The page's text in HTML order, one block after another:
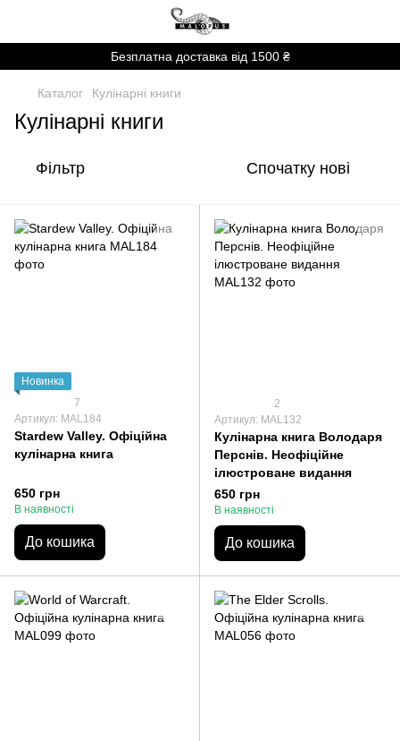
Безплатна доставка від 1500 ₴
Каталог Кулінарні книги
Кулінарні книги
Фільтр Спочатку нові
Новинка
7
Артикул: MAL184
Stardew Valley. Офіційна
кулінарна книга
650 грн
В наявності
До кошика
2
Артикул: MAL132
Кулінарна книга Володаря
Перснів. Неофіційне
ілюстроване видання
650 грн
В наявності
До кошика